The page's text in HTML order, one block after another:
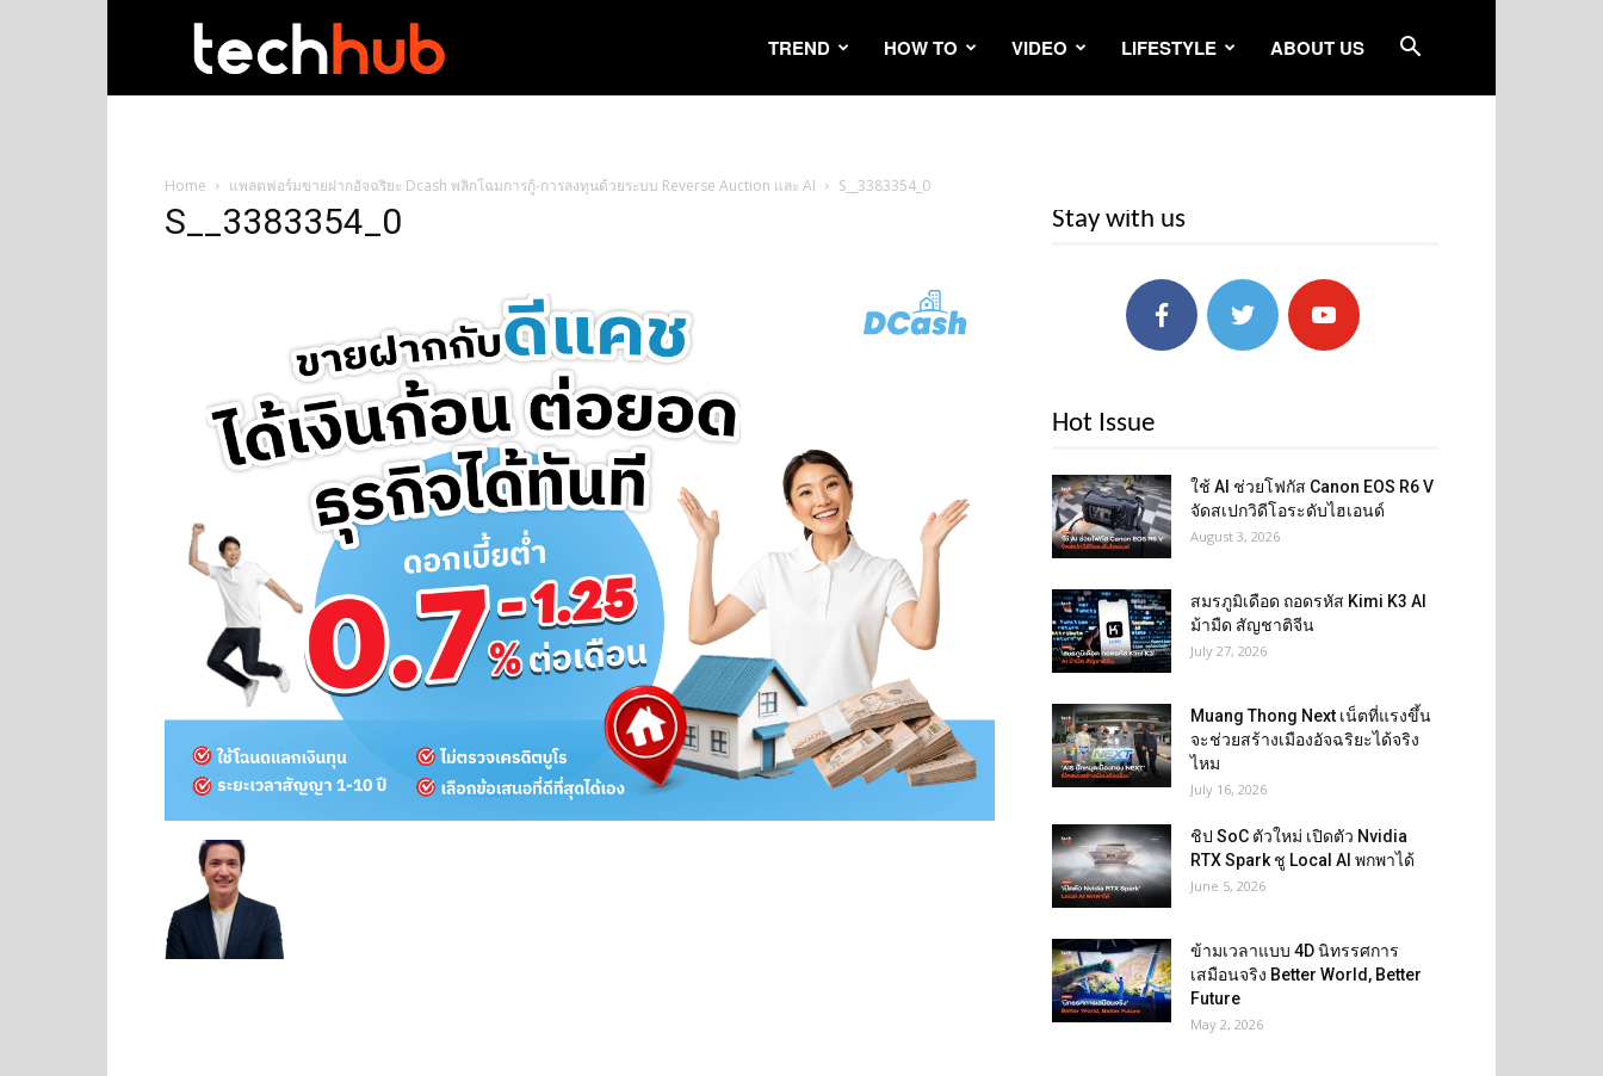
TREND HOW TO VIDEO LIFESTYLE ABOUT US
Home แพลตฟอร์มขายฝากอัจฉริยะ Dcash พลิกโฉมการกู้-การลงทุนด้วยระบบ Reverse Auction และ AI S__3383354_0
S__3383354_0 Stay with us
Hot Issue
ใช้ AI ช่วยโฟกัส Canon EOS R6 V
จัดสเปกวิดีโอระดับไฮเอนด์
August 3, 2026
สมรภูมิเดือด ถอดรหัส Kimi K3 AI
ม้ามืด สัญชาติจีน
July 27, 2026
Muang Thong Next เน็ตที่แรงขึ้น
จะช่วยสร้างเมืองอัจฉริยะได้จริง
ไหม
July 16, 2026
ชิป SoC ตัวใหม่ เปิดตัว Nvidia
RTX Spark ชู Local AI พกพาได้
June 5, 2026
ข้ามเวลาแบบ 4D นิทรรศการ
เสมือนจริง Better World, Better
Future
May 2, 2026